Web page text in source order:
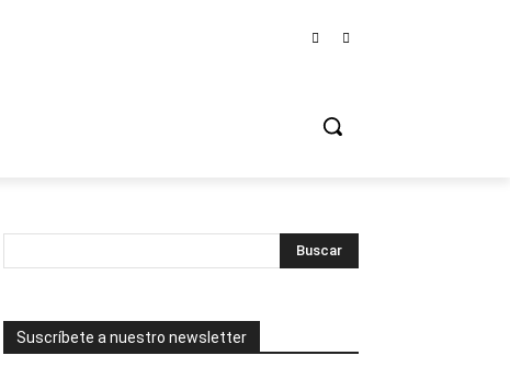
Suscríbete a nuestro newsletter